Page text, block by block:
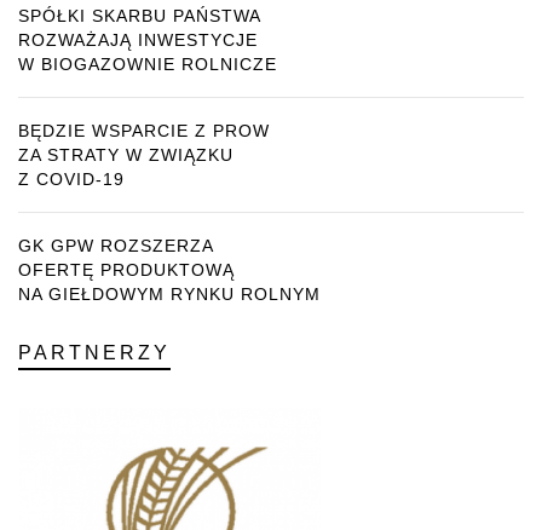
SPÓŁKI SKARBU PAŃSTWA
ROZWAŻAJĄ INWESTYCJE
W BIOGAZOWNIE ROLNICZE
BĘDZIE WSPARCIE Z PROW
ZA STRATY W ZWIĄZKU
Z COVID-19
GK GPW ROZSZERZA
OFERTĘ PRODUKTOWĄ
NA GIEŁDOWYM RYNKU ROLNYM
PARTNERZY